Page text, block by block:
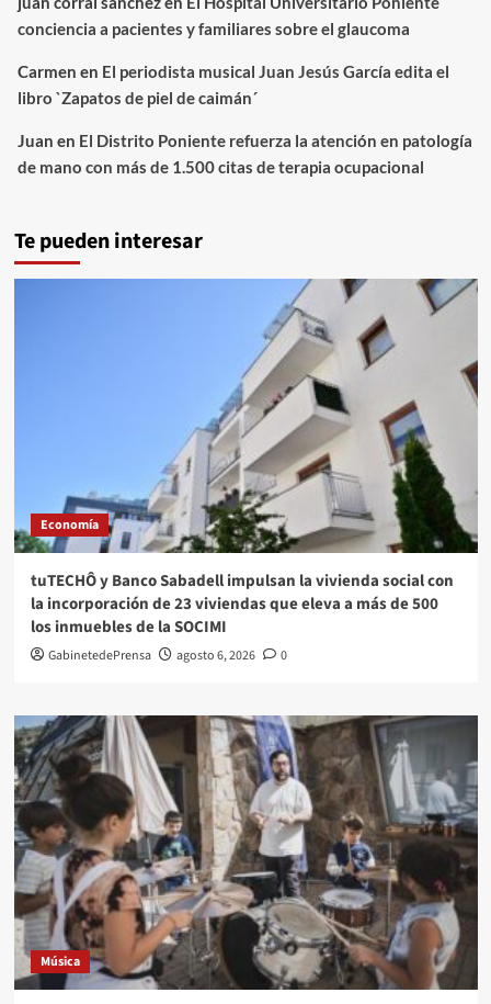
conciencia a pacientes y familiares sobre el glaucoma
Carmen en El periodista musical Juan Jesús García edita el
libro `Zapatos de piel de caimán´
Juan en El Distrito Poniente refuerza la atención en patología
de mano con más de 1.500 citas de terapia ocupacional
Te pueden interesar
Economía
tuTECHÔ y Banco Sabadell impulsan la vivienda social con
la incorporación de 23 viviendas que eleva a más de 500
los inmuebles de la SOCIMI
GabinetedePrensa agosto 6, 2026 0
Música